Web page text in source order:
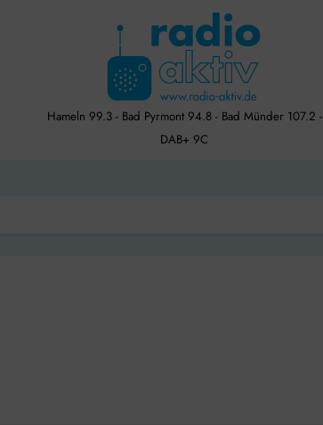
Hameln 99.3 - Bad Pyrmont 94.8 - Bad Münder 107.2 -
DAB+ 9C